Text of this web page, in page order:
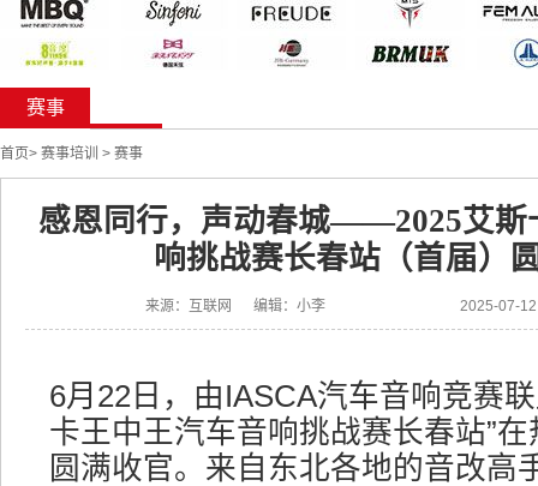
赛事
首页> 赛事培训 > 赛事
感恩同行，声动春城——2025艾斯
响挑战赛长春站（首届）
来源：互联网 编辑：小李 2025-07-
6月22日，由IASCA汽车音响竞赛
卡王中王汽车音响挑战赛长春站”
圆满收官。来自东北各地的音改高